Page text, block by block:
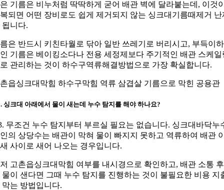
기름은 비누처럼 딱딱하게 굳어 배관 벽에 달라붙는데, 이것
되면 어떤 장비로도 쉽게 제거되지 않는 싱크대기름때제거 난
됩니다.
은 반드시 키친타월로 닦아 일반 쓰레기로 버리시고, 부득이
기름은 베이킹소다나 전용 세정제보다 주기적인 배관 스케일
관리하는 것이 하수구역류해결방법으로 가장 확실합니다.
읍싱크대막힘 하수구막힘 역류 삼겹살 기름으로 막힌 공용관
싱크대 아래에서 물이 새는데 누수 탐지를 해야 하나요?
무조건 누수 탐지부터 부르실 필요는 없습니다. 싱크대바닥누
의 상당수는 배관이 막혀 물이 빠지지 못하고 역류하여 배관
사이로 새어 나오는 경우입니다.
고촌읍싱크대막힘 여부를 내시경으로 확인하고, 배관 소통
물이 샌다면 그때 누수 탐지를 진행하는 것이 불필요한 비용 지
막는 방법입니다.